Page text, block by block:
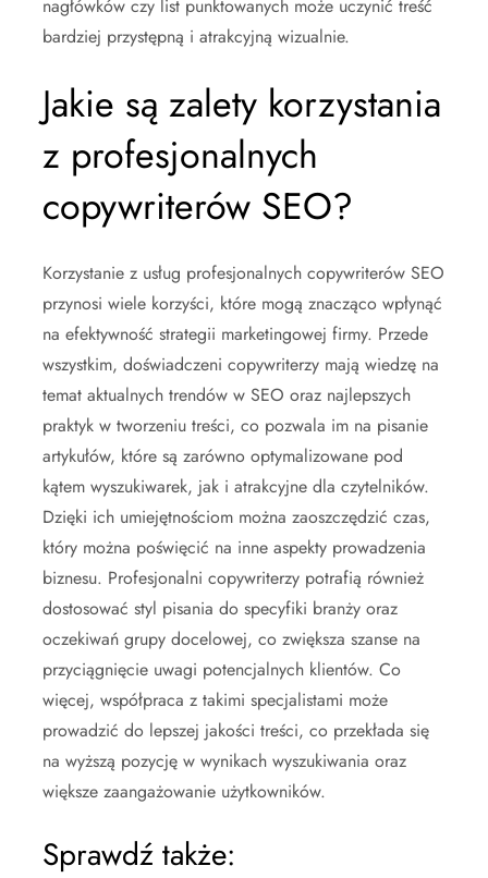
nagłówków czy list punktowanych może uczynić treść
bardziej przystępną i atrakcyjną wizualnie.
Jakie są zalety korzystania
z profesjonalnych
copywriterów SEO?
Korzystanie z usług profesjonalnych copywriterów SEO
przynosi wiele korzyści, które mogą znacząco wpłynąć
na efektywność strategii marketingowej firmy. Przede
wszystkim, doświadczeni copywriterzy mają wiedzę na
temat aktualnych trendów w SEO oraz najlepszych
praktyk w tworzeniu treści, co pozwala im na pisanie
artykułów, które są zarówno optymalizowane pod
kątem wyszukiwarek, jak i atrakcyjne dla czytelników.
Dzięki ich umiejętnościom można zaoszczędzić czas,
który można poświęcić na inne aspekty prowadzenia
biznesu. Profesjonalni copywriterzy potrafią również
dostosować styl pisania do specyfiki branży oraz
oczekiwań grupy docelowej, co zwiększa szanse na
przyciągnięcie uwagi potencjalnych klientów. Co
więcej, współpraca z takimi specjalistami może
prowadzić do lepszej jakości treści, co przekłada się
na wyższą pozycję w wynikach wyszukiwania oraz
większe zaangażowanie użytkowników.
Sprawdź także: